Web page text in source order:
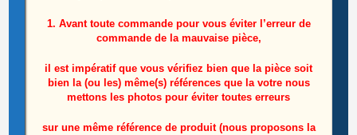
Prise D’Alimentation Télé Lg 42LC55
1. Avant toute commande pour vous éviter l’erreur de
commande de la mauvaise pièce,
il est impératif que vous vérifiez bien que la pièce soit
bien la (ou les) même(s) références que la votre nous
mettons les photos pour éviter toutes erreurs
sur une même référence de produit (nous proposons la